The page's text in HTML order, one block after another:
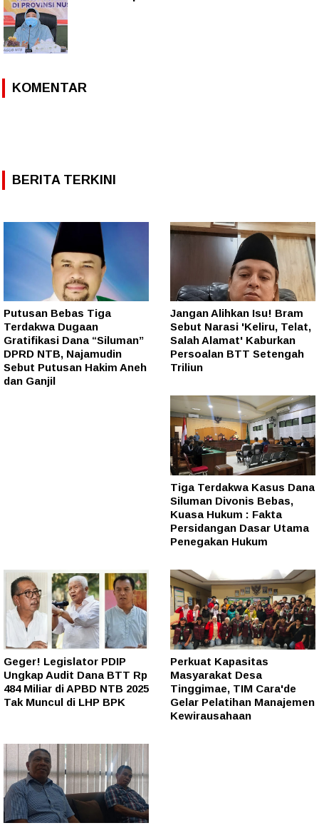
KOMENTAR
BERITA TERKINI
Putusan Bebas Tiga
Terdakwa Dugaan
Gratifikasi Dana “Siluman”
DPRD NTB, Najamudin
Sebut Putusan Hakim Aneh
dan Ganjil
Jangan Alihkan Isu! Bram
Sebut Narasi 'Keliru, Telat,
Salah Alamat' Kaburkan
Persoalan BTT Setengah
Triliun
Tiga Terdakwa Kasus Dana
Siluman Divonis Bebas,
Kuasa Hukum : Fakta
Persidangan Dasar Utama
Penegakan Hukum
Geger! Legislator PDIP
Ungkap Audit Dana BTT Rp
484 Miliar di APBD NTB 2025
Tak Muncul di LHP BPK
Perkuat Kapasitas
Masyarakat Desa
Tinggimae, TIM Cara'de
Gelar Pelatihan Manajemen
Kewirausahaan